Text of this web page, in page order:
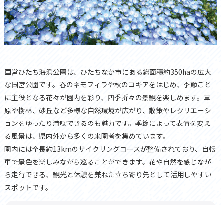
国営ひたち海浜公園は、ひたちなか市にある総面積約350haの広大
な国営公園です。春のネモフィラや秋のコキアをはじめ、季節ごと
に主役となる花々が園内を彩り、四季折々の景観を楽しめます。草
原や樹林、砂丘など多様な自然環境が広がり、散策やレクリエーシ
ョンをゆったり満喫できるのも魅力です。季節によって表情を変え
る風景は、県内外から多くの来園者を集めています。
園内には全長約13kmのサイクリングコースが整備されており、自転
車で景色を楽しみながら巡ることができます。花や自然を感じなが
ら走行できる、観光と休憩を兼ねた立ち寄り先として活用しやすい
スポットです。